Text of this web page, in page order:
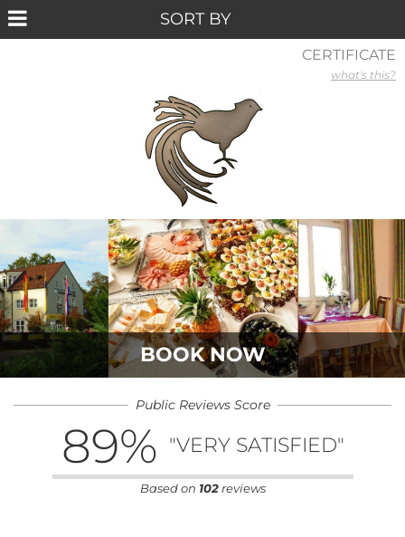
BOOK NOW
Public Reviews Score
89% "VERY SATISFIED"
Based on 102reviews
CERTIFICATE
what's this?